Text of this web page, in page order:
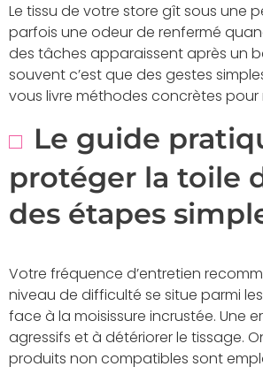
Le tissu de votre store gît sous une
parfois une odeur de renfermé
des tâches apparaissent après un
souvent c’est que des gestes
vous livre méthodes concrètes pour
Le guide
protéger la toile
des étapes
Votre fréquence d’entretien
niveau de difficulté se situe parmi
face à la moisissure incrustée. Une
agressifs et à détériorer le tissage.
produits non compatibles sont